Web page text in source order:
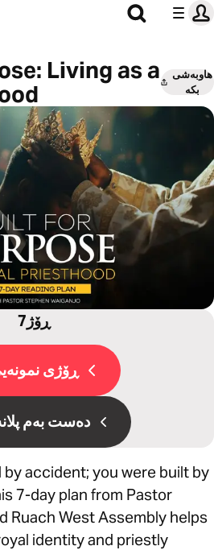
Living as a
هاوبەشی
بکە
7ڕۆژ
ڕۆژی
دەست بەم
accident; you were built by
7-day plan from Pastor
Ruach West Assembly helps
identity and priestly